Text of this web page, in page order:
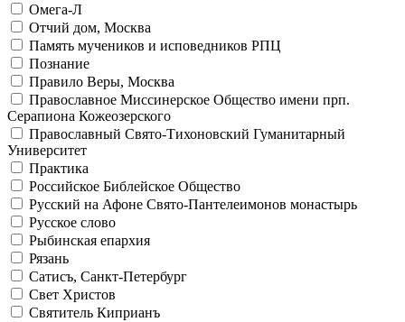
Омега-Л
Отчий дом, Москва
Память мучеников и исповедников РПЦ
Познание
Правило Веры, Москва
Православное Миссинерское Общество имени прп.
Серапиона Кожеозерского
Православный Свято-Тихоновский Гуманитарный
Университет
Практика
Российское Библейское Общество
Русский на Афоне Свято-Пантелеимонов монастырь
Русское слово
Рыбинская епархия
Рязань
Сатисъ, Санкт-Петербург
Свет Христов
Святитель Киприанъ